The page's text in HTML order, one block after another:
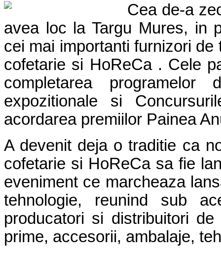
Cea de-a
avea loc la Targu Mures, in
cei mai importanti furnizori
cofetarie si HoReCa . Cele
completarea programelor
expozitionale si
acordarea premiilor Painea
A devenit deja o traditie ca
cofetarie si HoReCa sa fie
eveniment ce marcheaza
tehnologie, reunind sub
producatori si distribuitori
prime, accesorii, ambalaje,